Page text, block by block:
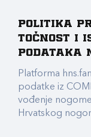
Politika
točnost i
podataka
Platforma
podatke iz
vođenje
Hrvatskog